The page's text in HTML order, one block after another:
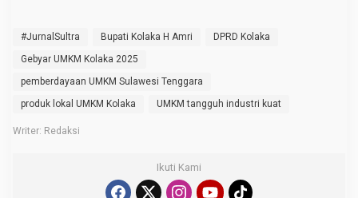
#JurnalSultra Bupati Kolaka H Amri
DPRD Kolaka
Gebyar UMKM Kolaka 2025
pemberdayaan UMKM Sulawesi Tenggara
produk lokal UMKM Kolaka
UMKM tangguh industri kuat
Writer: Redaksi
Ikuti Kami